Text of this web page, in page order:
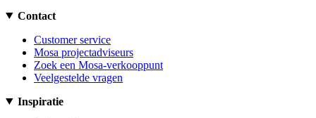
Contact
Customer service
Mosa projectadviseurs
Zoek een Mosa-verkooppunt
Veelgestelde vragen
Inspiratie